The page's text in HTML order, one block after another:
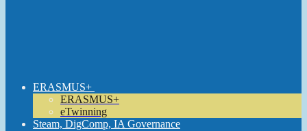
ERASMUS+
ERASMUS+
eTwinning
Steam, DigComp, IA Governance